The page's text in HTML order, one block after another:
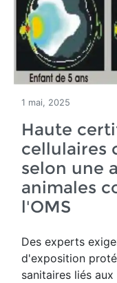
1 mai, 2025
Haute
cellulaires
selon une
animales
l'OMS
Des experts
d'exposition
sanitaires liés